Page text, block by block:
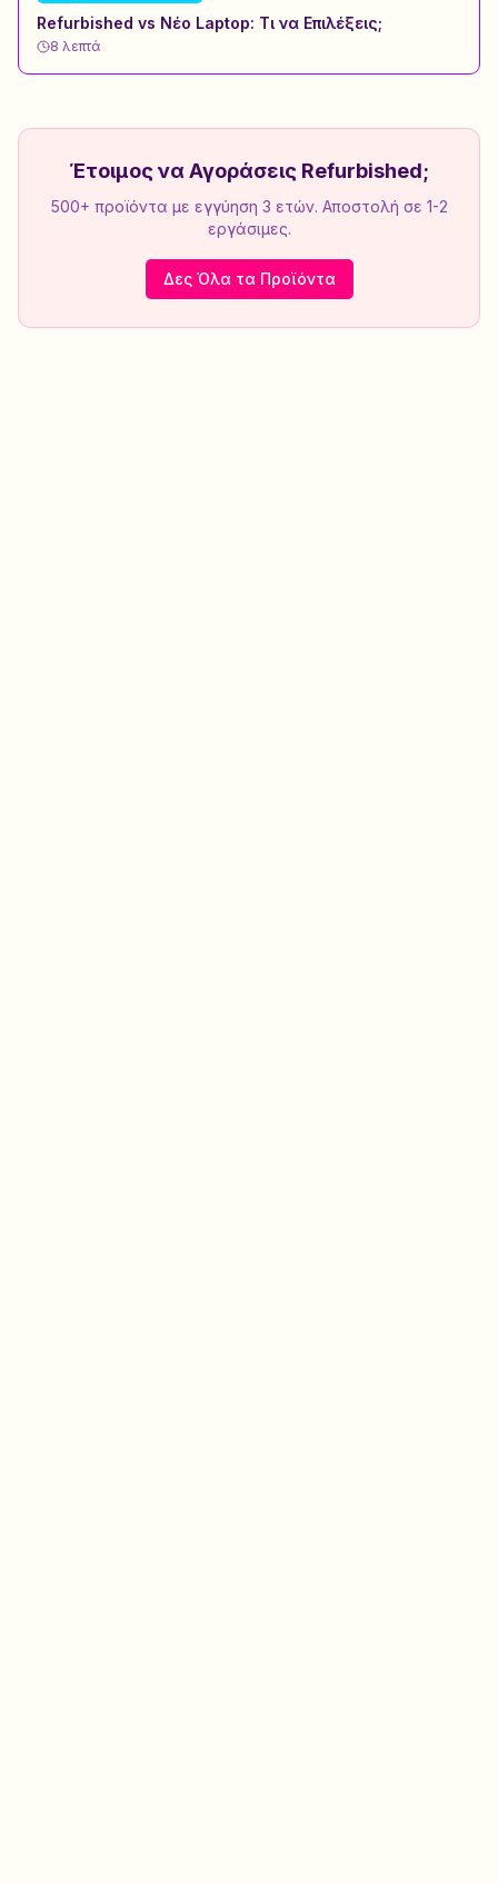
Refurbished vs Νέο Laptop: Τι να Επιλέξεις;
8 λεπτά
Έτοιμος να Αγοράσεις Refurbished;
500+ προϊόντα με εγγύηση 3 ετών. Αποστολή σε 1-2
εργάσιμες.
Δες Όλα τα Προϊόντα